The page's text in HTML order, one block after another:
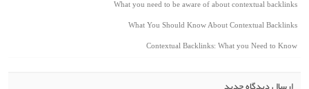
What you need to be aware of about contextual backlinks
What You Should Know About Contextual Backlinks
Contextual Backlinks: What you Need to Know